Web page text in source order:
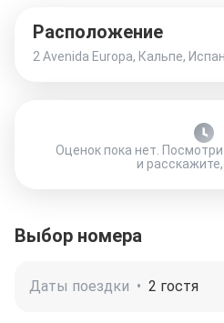
Расположение
2 Avenida Europa, Кальпе,
Оценок пока нет.
и
Выбор номера
Даты поездки • 2 гостя